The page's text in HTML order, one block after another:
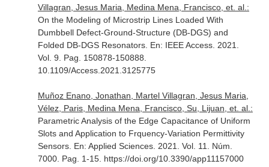
Villagran, Jesus Maria, Medina Mena, Francisco, et. al.:
On the Modeling of Microstrip Lines Loaded With
Dumbbell Defect-Ground-Structure (DB-DGS) and
Folded DB-DGS Resonators. En: IEEE Access. 2021.
Vol. 9. Pag. 150878-150888.
10.1109/Access.2021.3125775
Muñoz Enano, Jonathan, Martel Villagran, Jesus Maria,
Vélez, Paris, Medina Mena, Francisco, Su, Lijuan, et. al.:
Parametric Analysis of the Edge Capacitance of Uniform
Slots and Application to Frquency-Variation Permittivity
Sensors. En: Applied Sciences. 2021. Vol. 11. Núm.
7000. Pag. 1-15. https://doi.org/10.3390/app11157000